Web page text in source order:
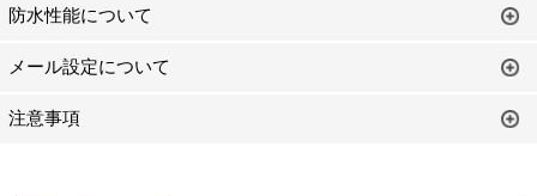
防水性能について
メール設定について
注意事項